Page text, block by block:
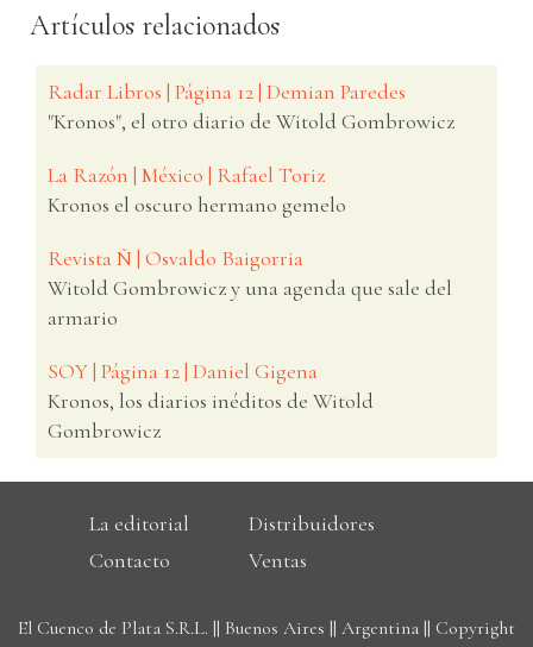
Artículos relacionados
Radar Libros | Página 12 | Demian Paredes
"Kronos", el otro diario de Witold Gombrowicz
La Razón | México | Rafael Toriz
Kronos el oscuro hermano gemelo
Revista Ñ | Osvaldo Baigorria
Witold Gombrowicz y una agenda que sale del
armario
SOY | Página 12 | Daniel Gigena
Kronos, los diarios inéditos de Witold
Gombrowicz
La editorial
Distribuidores
Contacto
Ventas
El Cuenco de Plata S.R.L. || Buenos Aires || Argentina || Copyright